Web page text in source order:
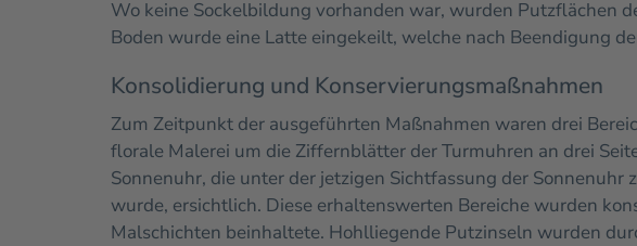
Wo keine Sockelbildung vorhanden war, wurden Putzflächen
Boden wurde eine Latte eingekeilt, welche nach Beendigung
Konsolidierung und Konservierungsmaßnahmen
Zum Zeitpunkt der ausgeführten Maßnahmen waren drei
florale Malerei um die Ziffernblätter der Turmuhren an drei
Sonnenuhr, die unter der jetzigen Sichtfassung der
wurde, ersichtlich. Diese erhaltenswerten Bereiche wurden
Malschichten beinhaltete. Hohlliegende Putzinseln wurden